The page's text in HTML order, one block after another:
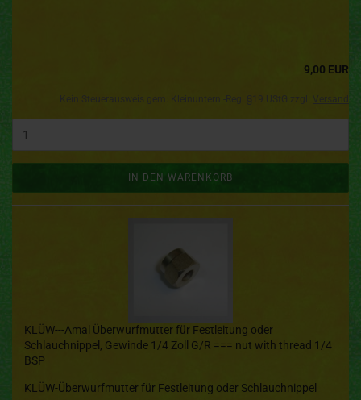
9,00 EUR
IN DEN WARENKORB
KLÜW---Amal Überwurfmutter für Festleitung oder
Schlauchnippel, Gewinde 1/4 Zoll G/R === nut with thread 1/4
BSP
KLÜW-Überwurfmutter für Festleitung oder Schlauchnippel